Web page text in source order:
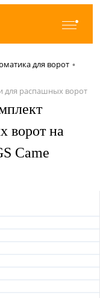
для ворот •
для распашных ворот
ворот на
Came